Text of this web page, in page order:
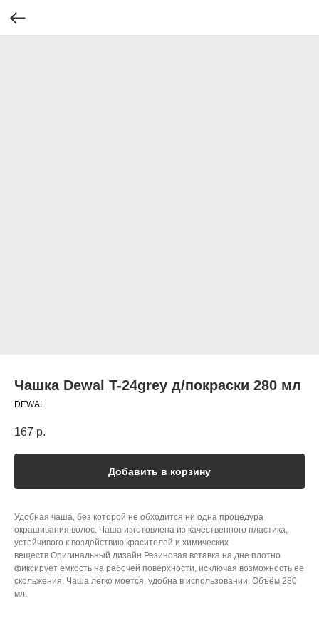
Чашка Dewal T-24grey д/покраски 280 мл
DEWAL
167 р.
Добавить в корзину
Удобная чаша, без которой не обходится ни одна процедура
окрашивания волос. Чаша изготовлена из качественного пластика,
устойчивого к воздействию красителей и химических
веществ.Оригинальный дизайн.Резиновая вставка на дне плотно
фиксирует емкость на рабочей поверхности, исключая возможность ее
скольжения. Чаша легко моется, удобна в использовании. Объём 280
мл.